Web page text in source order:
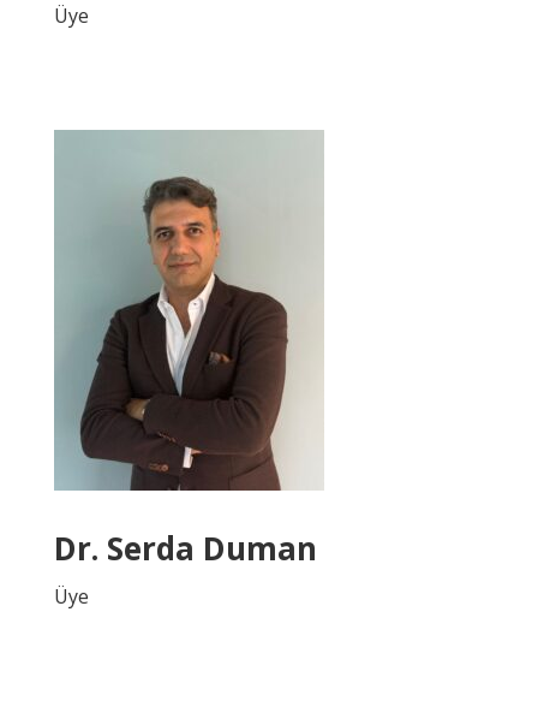
Üye
Dr. Serda Duman
Üye